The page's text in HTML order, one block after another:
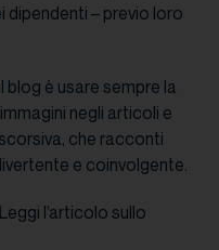
– previo loro
blog è usare sempre la
negli articoli e
che racconti
e coinvolgente.
l’articolo sullo